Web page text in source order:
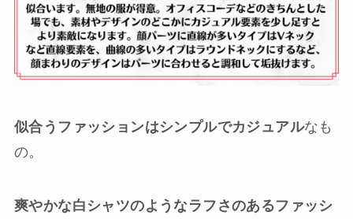
似合うファッションはシンプルでカジュアルなも
の。
爽やかな白シャツのようなラフさのあるファッシ